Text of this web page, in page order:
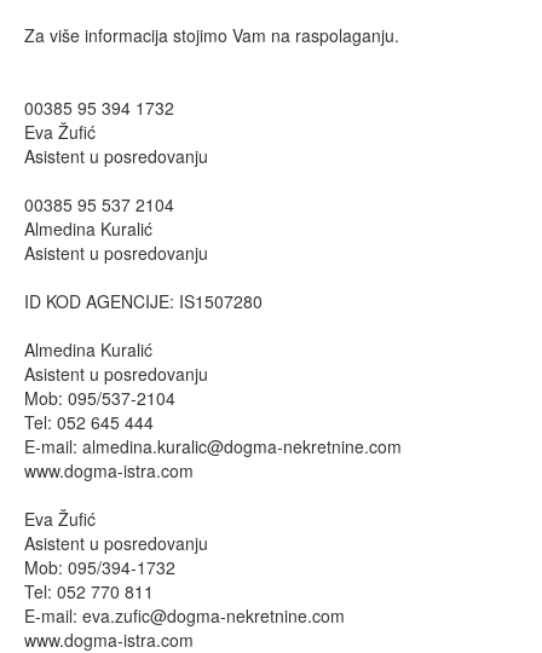
Za više informacija stojimo Vam na raspolaganju.
00385 95 394 1732
Eva Žufić
Asistent u posredovanju
00385 95 537 2104
Almedina Kuralić
Asistent u posredovanju
ID KOD AGENCIJE: IS1507280
Almedina Kuralić
Asistent u posredovanju
Mob: 095/537-2104
Tel: 052 645 444
E-mail: almedina.kuralic@dogma-nekretnine.com
www.dogma-istra.com
Eva Žufić
Asistent u posredovanju
Mob: 095/394-1732
Tel: 052 770 811
E-mail: eva.zufic@dogma-nekretnine.com
www.dogma-istra.com